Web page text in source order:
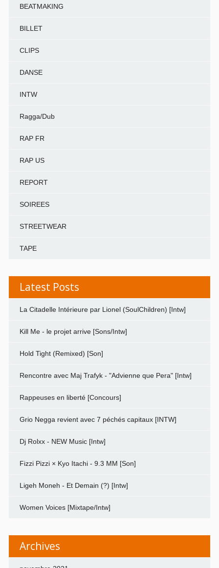
BEATMAKING
BILLET
CLIPS
DANSE
INTW
Ragga/Dub
RAP FR
RAP US
REPORT
SOIREES
STREETWEAR
TAPE
Latest Posts
La Citadelle Intérieure par Lionel (SoulChildren) [Intw]
Kill Me - le projet arrive [Sons/Intw]
Hold Tight (Remixed) [Son]
Rencontre avec Maj Trafyk - "Advienne que Pera" [Intw]
Rappeuses en liberté [Concours]
Grio Negga revient avec 7 péchés capitaux [INTW]
Dj Rolxx - NEW Music [Intw]
Fizzi Pizzi × Kyo Itachi - 9.3 MM [Son]
Ligeh Moneh - Et Demain (?) [Intw]
Women Voices [Mixtape/Intw]
Archives